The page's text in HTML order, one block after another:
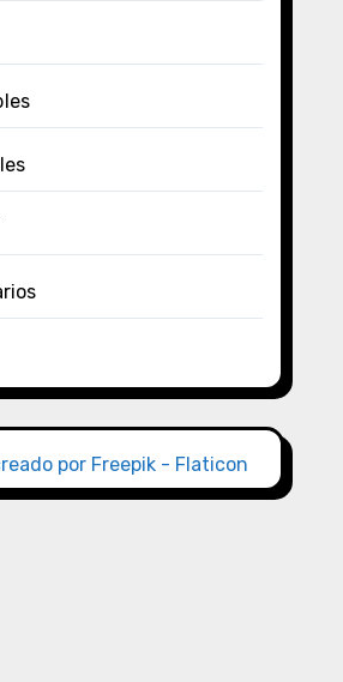
por Freepik - Flaticon